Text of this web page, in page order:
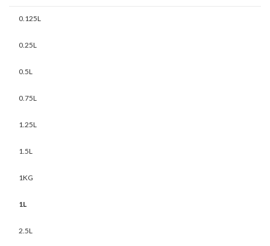
0.125L
0.25L
0.5L
0.75L
1.25L
1.5L
1KG
1L
2.5L